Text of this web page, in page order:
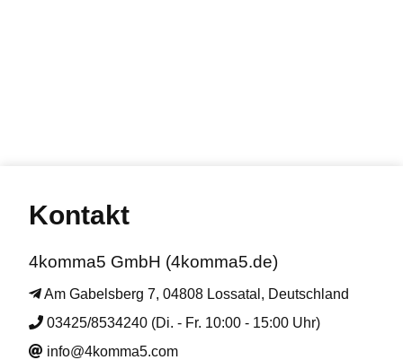
Kontakt
4komma5 GmbH (4komma5.de)
Am Gabelsberg 7, 04808 Lossatal, Deutschland
03425/8534240 (Di. - Fr. 10:00 - 15:00 Uhr)
info@4komma5.com